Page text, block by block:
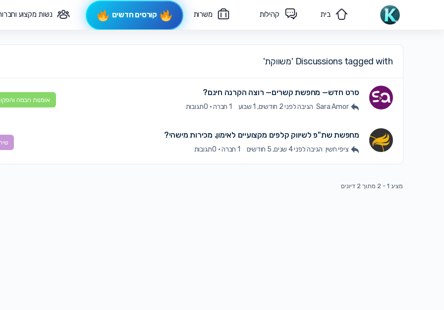
בית קהילות משרות קורסים חדשים נשות מקצוע
מאמרים הצוות שלנו פיקוח תורני צרי קשר
Discussions tagged with 'משווקת'
סרט חדש— מחפשת קשרים— רוצה הקרנה חינם?
Sara Amor הגיבהלפני 2 חודשים, 1 שבוע 1 חברה · 0תגובות
אומנות הבמה
מחפשת שת"פ לשיווק קלפים מקצועיים לאימון. מכירות מישהי?
ציפי חשין הגיבהלפני 4 שנים, 5 חודשים 1 חברה · 0תגובות
מציג 1 - 2 מתוך 2 דיונים